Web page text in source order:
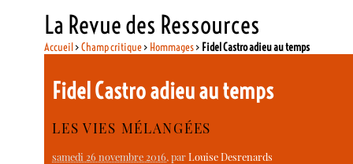
La Revue des Ressources
Accueil>Champ critique> Hommages> Fidel Castro adieu au temps
Fidel Castro adieu au temps
LES VIES MÉLANGÉES
samedi 26 novembre 2016, parLouise Desrenards